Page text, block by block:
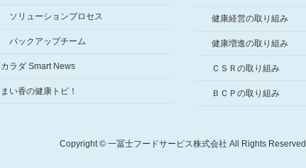
ソリューションプロセス
バックアップチーム
カラダ Smart News
まい香の健康トピ！
健康経営の取り組み
健康増進の取り組み
ＣＳＲの取り組み
ＢＣＰの取り組み
Copyright © 一冨士フードサービス株式会社 All Rights Reserved.